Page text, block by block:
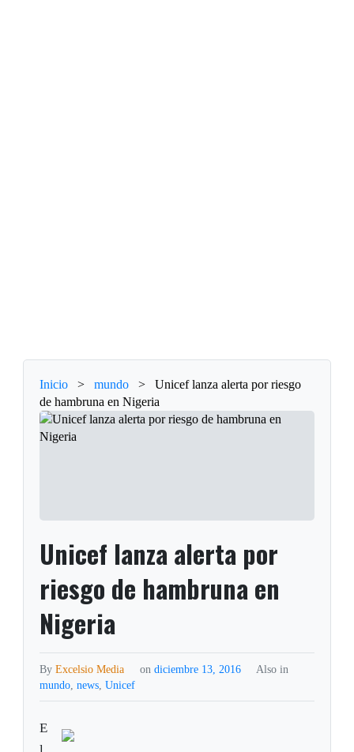
Inicio > mundo >
Unicef lanza alerta por riesgo
de hambruna en Nigeria
Unicef lanza alerta por
riesgo de hambruna en
Nigeria
ByExcelsio Media on diciembre 13, 2016
Also in
mundo,news,Unicef
E